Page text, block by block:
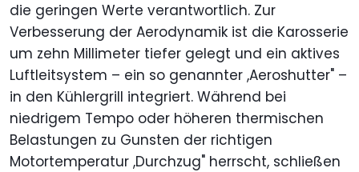
die geringen Werte verantwortlich. Zur
Verbesserung der Aerodynamik ist die Karosserie
um zehn Millimeter tiefer gelegt und ein aktives
Luftleitsystem – ein so genannter ,Aeroshutter" –
in den Kühlergrill integriert. Während bei
niedrigem Tempo oder höheren thermischen
Belastungen zu Gunsten der richtigen
Motortemperatur ,Durchzug" herrscht, schließen